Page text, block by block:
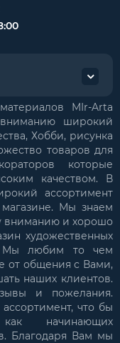
MIr-Arta
широкий
Хобби, рисунка
товаров для
которые
качеством. В
ассортимент
Мы знаем
вниманию и хорошо
художественных
Мы любим то чем
от общения с Вами,
наших клиентов.
и пожелания.
что бы
как начинающих
Благодаря Вам мы